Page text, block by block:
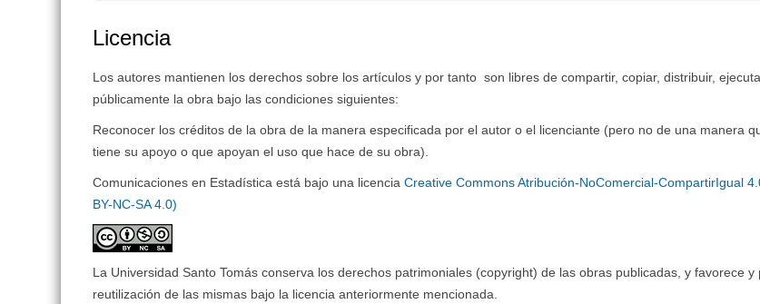
Licencia
Los autores mantienen los derechos sobre los artículos y por tanto son libres de compartir, copiar, distribuir,
públicamente la obra bajo las condiciones siguientes:
Reconocer los créditos de la obra de la manera especificada por el autor o el licenciante (pero no de una manera
tiene su apoyo o que apoyan el uso que hace de su obra).
Comunicaciones en Estadística está bajo una licenciaCreative Commons Atribución-NoComercial-CompartirIgual
BY-NC-SA 4.0)
La Universidad Santo Tomás conserva los derechos patrimoniales (copyright) de las obras publicadas, y favorece y
reutilización de las mismas bajo la licencia anteriormente mencionada.